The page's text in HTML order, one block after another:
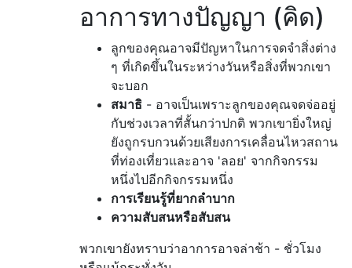
อาการทางปัญญา (คิด)
ลูกของคุณอาจมีปัญหาในการจดจำสิ่งต่าง
ๆ ที่เกิดขึ้นในระหว่างวันหรือสิ่งที่พวกเขา
จะบอก
สมาธิ - อาจเป็นเพราะลูกของคุณจดจ่ออยู่
กับช่วงเวลาที่สั้นกว่าปกติ พวกเขายิ่งใหญ่
ยังถูกรบกวนด้วยเสียงการเคลื่อนไหวสถาน
ที่ท่องเที่ยวและอาจ 'ลอย' จากกิจกรรม
หนึ่งไปอีกกิจกรรมหนึ่ง
การเรียนรู้ที่ยากลำบาก
ความสับสนหรือสับสน
พวกเขายังทราบว่าอาการอาจล่าช้า - ชั่วโมง